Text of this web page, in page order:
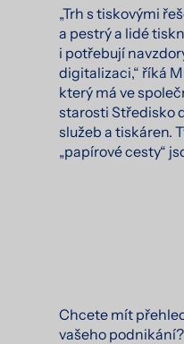
„Trh s tiskovými
a pestrý a lidé
i potřebují
digitalizaci,“ říká
který má ve
starosti Středisko
služeb a tiskáren.
„papírové cesty“
Chcete mít
vašeho